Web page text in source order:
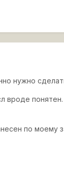
нужно
вроде
по моему